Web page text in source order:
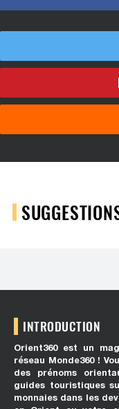
INTRODUCTION
Orient360 est un
réseau Monde360 !
des prénoms
guides touristiques
monnaies dans les